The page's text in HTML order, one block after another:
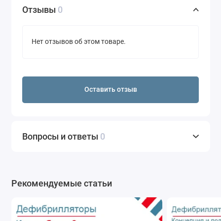
Отзывы 0
Нет отзывов об этом товаре.
Оставить отзыв
Вопросы и ответы 0
Рекомендуемые статьи